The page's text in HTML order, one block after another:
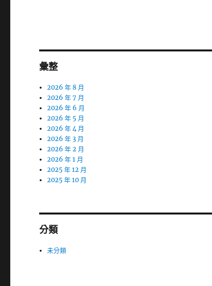
彙整
2026 年 8 月
2026 年 7 月
2026 年 6 月
2026 年 5 月
2026 年 4 月
2026 年 3 月
2026 年 2 月
2026 年 1 月
2025 年 12 月
2025 年 10 月
分類
未分類